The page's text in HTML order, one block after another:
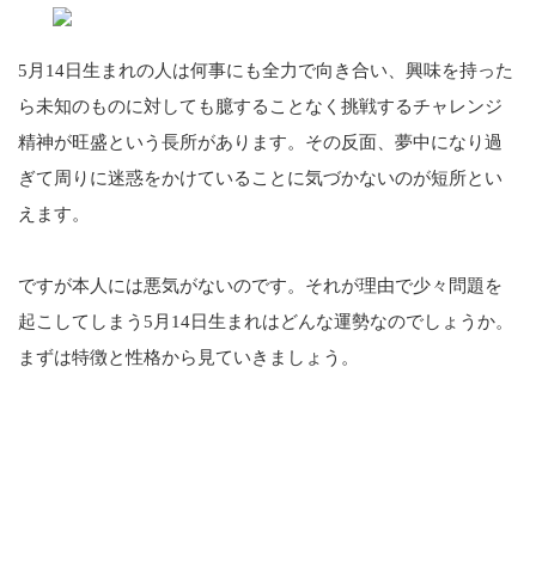
5月14日生まれの人は何事にも全力で向き合い、興味を持った
ら未知のものに対しても臆することなく挑戦するチャレンジ
精神が旺盛という長所があります。その反面、夢中になり過
ぎて周りに迷惑をかけていることに気づかないのが短所とい
えます。
ですが本人には悪気がないのです。それが理由で少々問題を
起こしてしまう5月14日生まれはどんな運勢なのでしょうか。
まずは特徴と性格から見ていきましょう。